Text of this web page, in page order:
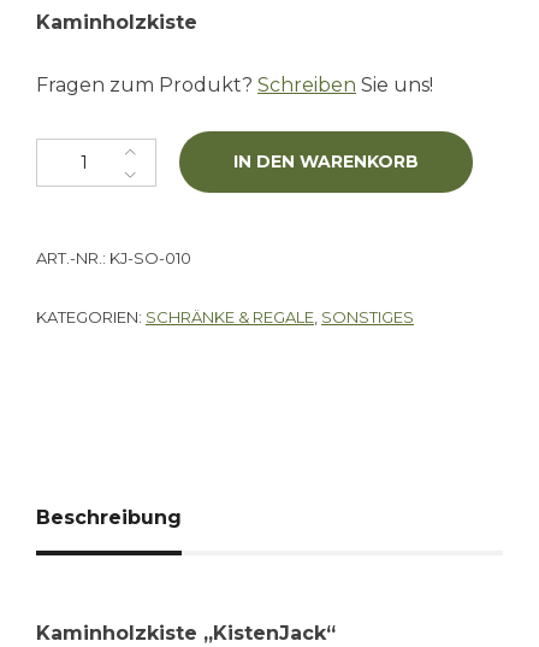
Kaminholzkiste
Fragen zum Produkt? Schreiben Sie uns!
Kaminholzkiste "KistenJack" Menge
IN DEN WARENKORB
ART.-NR.: KJ-SO-010
KATEGORIEN: SCHRÄNKE & REGALE, SONSTIGES
Beschreibung
Kaminholzkiste „KistenJack“